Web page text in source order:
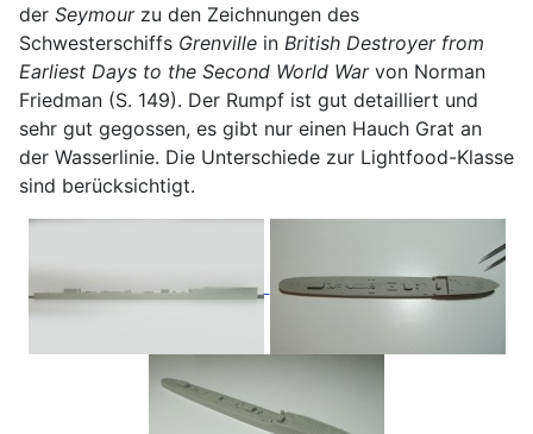
der Seymourzu den Zeichnungen des
Schwesterschiffs Grenville in British Destroyer from
Earliest Days to the Second World Warvon Norman
Friedman (S. 149). Der Rumpf ist gut detailliert und
sehr gut gegossen, es gibt nur einen Hauch Grat an
der Wasserlinie. Die Unterschiede zur Lightfood-Klasse
sind berücksichtigt.